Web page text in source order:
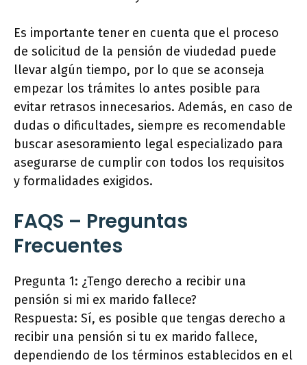
Es importante tener en cuenta que el proceso
de solicitud de la pensión de viudedad puede
llevar algún tiempo, por lo que se aconseja
empezar los trámites lo antes posible para
evitar retrasos innecesarios. Además, en caso de
dudas o dificultades, siempre es recomendable
buscar asesoramiento legal especializado para
asegurarse de cumplir con todos los requisitos
y formalidades exigidos.
FAQS – Preguntas
Frecuentes
Pregunta 1: ¿Tengo derecho a recibir una
pensión si mi ex marido fallece?
Respuesta: Sí, es posible que tengas derecho a
recibir una pensión si tu ex marido fallece,
dependiendo de los términos establecidos en el